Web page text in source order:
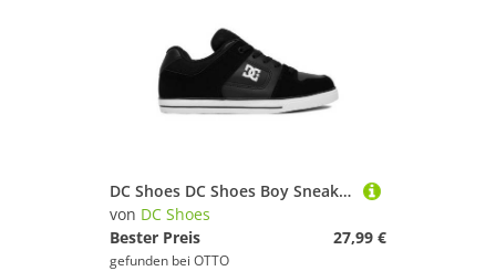
DC Shoes DC Shoes Boy Sneakers Schwarz DC SHOES-EO-PURE DC01783004_ Schwarz Sneaker
von DC Shoes
Bester Preis
27,99 €
gefunden bei OTTO